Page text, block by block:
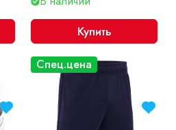
Купить
Спец.цена